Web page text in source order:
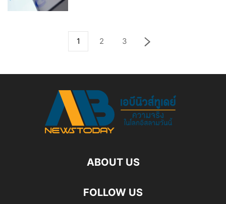
1 2 3
ABOUT US
FOLLOW US